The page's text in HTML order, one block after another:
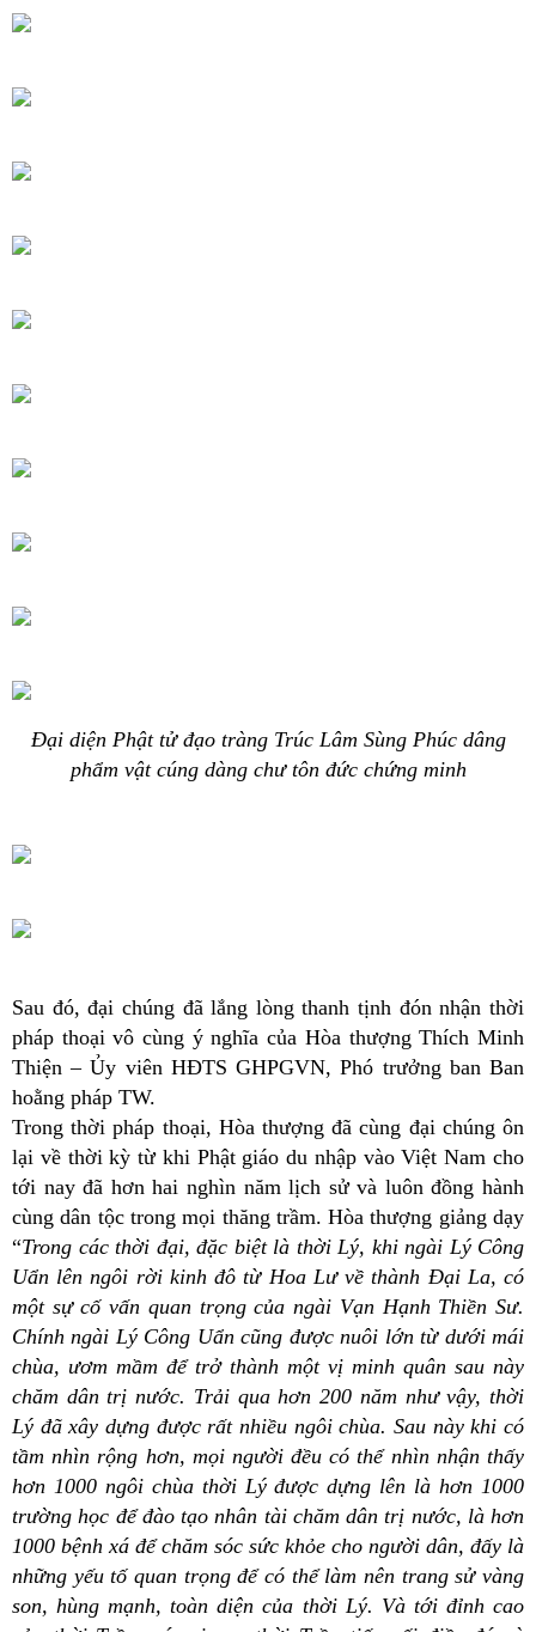
Đại diện Phật tử đạo tràng Trúc Lâm Sùng Phúc dâng
phẩm vật cúng dàng chư tôn đức chứng minh
Sau đó, đại chúng đã lắng lòng thanh tịnh đón nhận thời
pháp thoại vô cùng ý nghĩa của Hòa thượng Thích Minh
Thiện – Ủy viên HĐTS GHPGVN, Phó trưởng ban Ban
hoằng pháp TW.
Trong thời pháp thoại, Hòa thượng đã cùng đại chúng ôn
lại về thời kỳ từ khi Phật giáo du nhập vào Việt Nam cho
tới nay đã hơn hai nghìn năm lịch sử và luôn đồng hành
cùng dân tộc trong mọi thăng trầm. Hòa thượng giảng dạy
“Trong các thời đại, đặc biệt là thời Lý, khi ngài Lý Công
Uẩn lên ngôi rời kinh đô từ Hoa Lư về thành Đại La, có
một sự cố vấn quan trọng của ngài Vạn Hạnh Thiền Sư.
Chính ngài Lý Công Uẩn cũng được nuôi lớn từ dưới mái
chùa, ươm mầm để trở thành một vị minh quân sau này
chăm dân trị nước. Trải qua hơn 200 năm như vậy, thời
Lý đã xây dựng được rất nhiều ngôi chùa. Sau này khi có
tầm nhìn rộng hơn, mọi người đều có thể nhìn nhận thấy
hơn 1000 ngôi chùa thời Lý được dựng lên là hơn 1000
trường học để đào tạo nhân tài chăm dân trị nước, là hơn
1000 bệnh xá để chăm sóc sức khỏe cho người dân, đấy là
những yếu tố quan trọng để có thể làm nên trang sử vàng
son, hùng mạnh, toàn diện của thời Lý. Và tới đỉnh cao